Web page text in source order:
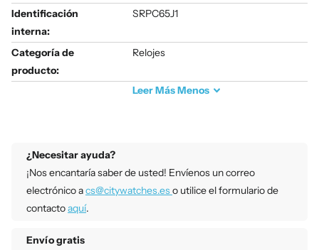
Identificación
interna:
SRPC65J1
Categoría de
producto:
Relojes
LeerMásMenos
¿Necesitar ayuda?
¡Nos encantaría saber de usted! Envíenos un correo
electrónico acs@citywatches.eso utilice el formulario de
contactoaquí.
Envío gratis